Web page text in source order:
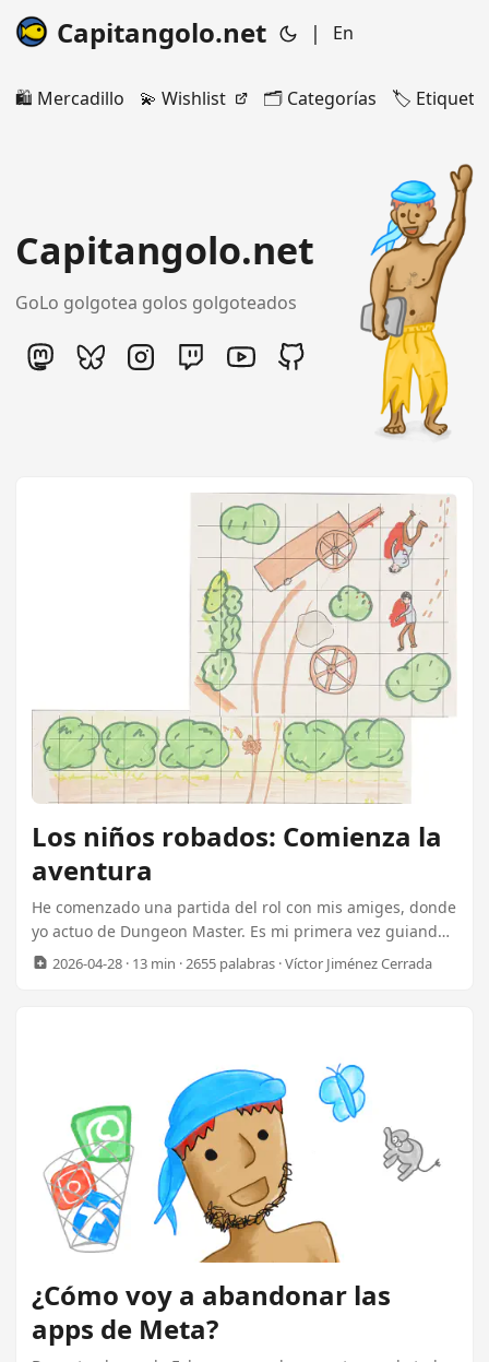
Capitangolo.net | En
🛍️ Mercadillo 💫 Wishlist 🗂️ Categorías 🏷️
Capitangolo.net
GoLo golgotea golos golgoteados
Los niños robados: Comienza la
aventura
He comenzado una partida del rol con mis amiges, donde
yo actuo de Dungeon Master. Es mi primera vez guiando
el juego, y también es la primera vez que mis compis
parte. Mapas segunda parte. Accidente en el camino
Faerûn, carretera entre Chelm’s Roost y Oslen, a media
Mañana. ...
2026-04-28 · 13 min · 2655 palabras · Víctor Jiménez Cerrada
¿Cómo voy a abandonar las
apps de Meta?